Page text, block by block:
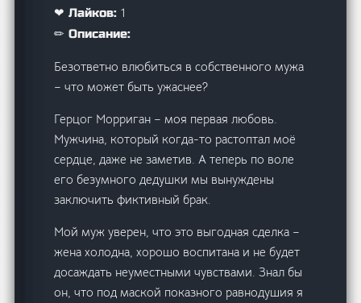
❤ Лайков:1
✏ Описание:
Безответно влюбиться в собственного мужа
– что может быть ужаснее?
Герцог Морриган – моя первая любовь.
Мужчина, который когда-то растоптал моё
сердце, даже не заметив. А теперь по воле
его безумного дедушки мы вынуждены
заключить фиктивный брак.
Мой муж уверен, что это выгодная сделка –
жена холодна, хорошо воспитана и не будет
досаждать неуместными чувствами. Знал бы
он, что под маской показного равнодушия я